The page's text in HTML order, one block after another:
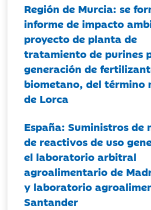
Región de Murcia: se
informe de impacto
proyecto de planta de
tratamiento de purines
generación de
biometano, del término
de Lorca
España: Suministros de
de reactivos de uso
el laboratorio arbitral
agroalimentario de
y laboratorio
Santander